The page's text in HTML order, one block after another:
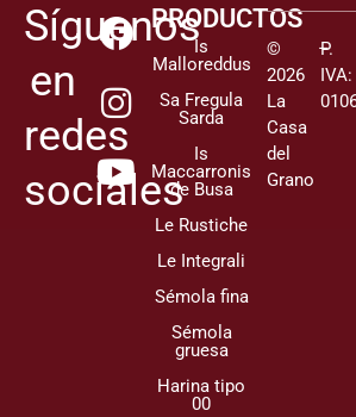
Síguenos
en
redes
sociales
PRODUCTOS
Is
Malloreddus
Sa Fregula
Sarda
Is
Maccarronis
de Busa
Le Rustiche
Le Integrali
Sémola fina
Sémola
gruesa
Harina tipo
00
©
2026
La
Casa
del
Grano
–
P.
IVA: